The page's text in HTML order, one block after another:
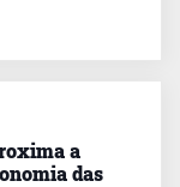
a
das